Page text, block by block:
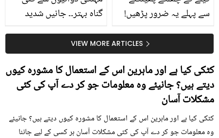
گناہ بہتر۔۔ جانیں شدید
کیوں کھانا چاہیے؟
سے پہلے یہ ضرور پڑھیں!
سستا اور قدرتی حلVIEW MORE ARTICLES
کٹکی کیا ہے اور ماہرین اس کے استعمال کا مشورہ کیوں
دیتے ہیں؟ جانیئے وہ معلومات جو کر دے آپ کی کئی
مشکلات آسان
کٹکی کیا ہے اور ماہرین اس کے استعمال کا مشورہ کیوں دیتے ہیں؟ جانیئے
وہ معلومات جو کر دے آپ کی کئی مشکلات آسان ہر کسی کے لیے جاننا